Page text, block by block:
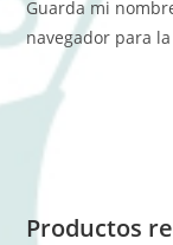
Guarda mi
navegador para
Productos